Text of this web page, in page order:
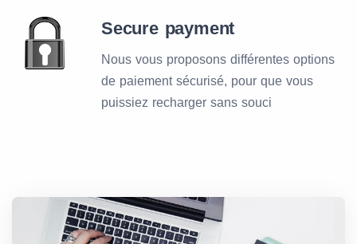
Secure payment
Nous vous proposons différentes options
de paiement sécurisé, pour que vous
puissiez recharger sans souci